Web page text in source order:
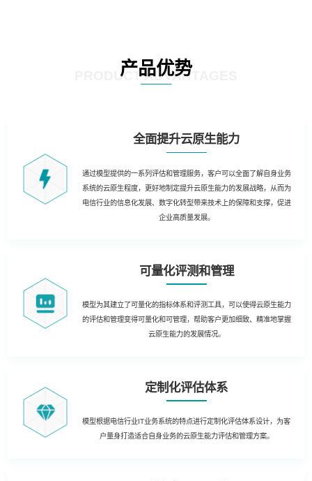
产品优势
PRODUCT ADVANTAGES
全面提升云原生能力
通过模型提供的一系列评估和管理服务，客户可以全面了解自身业务
系统的云原生程度，更好地制定提升云原生能力的发展战略，从而为
电信行业的信息化发展、数字化转型带来技术上的保障和支撑，促进
企业高质量发展。
可量化评测和管理
模型为其建立了可量化的指标体系和评测工具，可以使得云原生能力
的评估和管理变得可量化和可管理，帮助客户更加细致、精准地掌握
云原生能力的发展情况。
定制化评估体系
模型根据电信行业IT业务系统的特点进行定制化评估体系设计，为客
户量身打造适合自身业务的云原生能力评估和管理方案。